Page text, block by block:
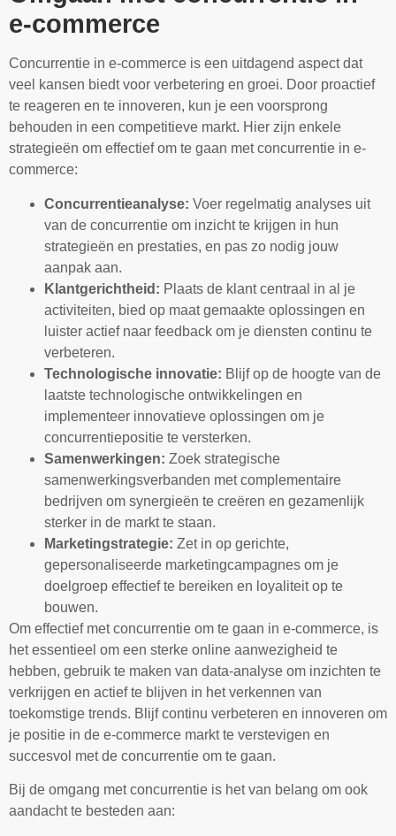
e-commerce
Concurrentie in e-commerce is een uitdagend aspect dat
veel kansen biedt voor verbetering en groei. Door proactief
te reageren en te innoveren, kun je een voorsprong
behouden in een competitieve markt. Hier zijn enkele
strategieën om effectief om te gaan met concurrentie in e-
commerce:
Concurrentieanalyse: Voer regelmatig analyses uit
van de concurrentie om inzicht te krijgen in hun
strategieën en prestaties, en pas zo nodig jouw
aanpak aan.
Klantgerichtheid: Plaats de klant centraal in al je
activiteiten, bied op maat gemaakte oplossingen en
luister actief naar feedback om je diensten continu te
verbeteren.
Technologische innovatie: Blijf op de hoogte van de
laatste technologische ontwikkelingen en
implementeer innovatieve oplossingen om je
concurrentiepositie te versterken.
Samenwerkingen: Zoek strategische
samenwerkingsverbanden met complementaire
bedrijven om synergieën te creëren en gezamenlijk
sterker in de markt te staan.
Marketingstrategie: Zet in op gerichte,
gepersonaliseerde marketingcampagnes om je
doelgroep effectief te bereiken en loyaliteit op te
bouwen.
Om effectief met concurrentie om te gaan in e-commerce, is
het essentieel om een sterke online aanwezigheid te
hebben, gebruik te maken van data-analyse om inzichten te
verkrijgen en actief te blijven in het verkennen van
toekomstige trends. Blijf continu verbeteren en innoveren om
je positie in de e-commerce markt te verstevigen en
succesvol met de concurrentie om te gaan.
Bij de omgang met concurrentie is het van belang om ook
aandacht te besteden aan: